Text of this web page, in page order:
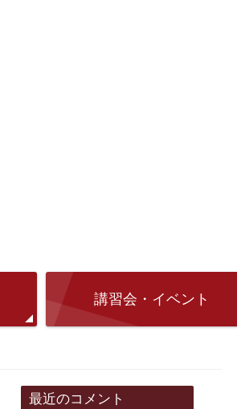
講習会・イベント
最近のコメント